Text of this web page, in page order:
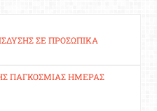
ΣΕ ΠΡΟΣΩΠΙΚΆ
ΠΑΓΚΌΣΜΙΑΣ ΗΜΈΡΑΣ